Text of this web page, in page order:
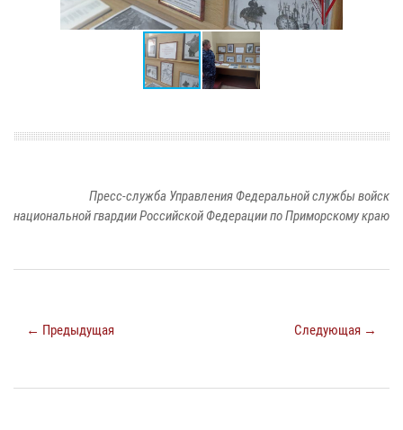
Пресс-служба Управления Федеральной службы войск
национальной гвардии Российской Федерации по Приморскому краю
← Предыдущая Следующая →